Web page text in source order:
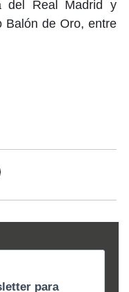
del Real Madrid y
Balón de Oro, entre